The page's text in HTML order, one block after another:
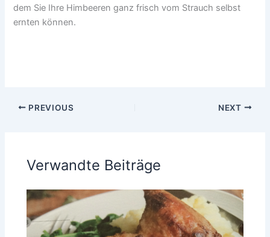
dem Sie Ihre Himbeeren ganz frisch vom Strauch selbst
ernten können.
PREVIOUS NEXT
Verwandte Beiträge